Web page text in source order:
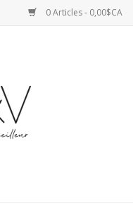
0 Articles - 0,00$CA